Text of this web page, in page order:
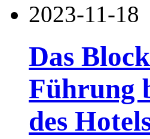
2023-11-18
Das
Führung
des